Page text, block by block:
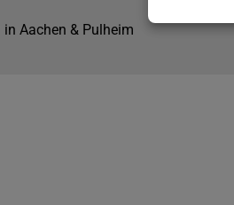
Aachen & Pulheim